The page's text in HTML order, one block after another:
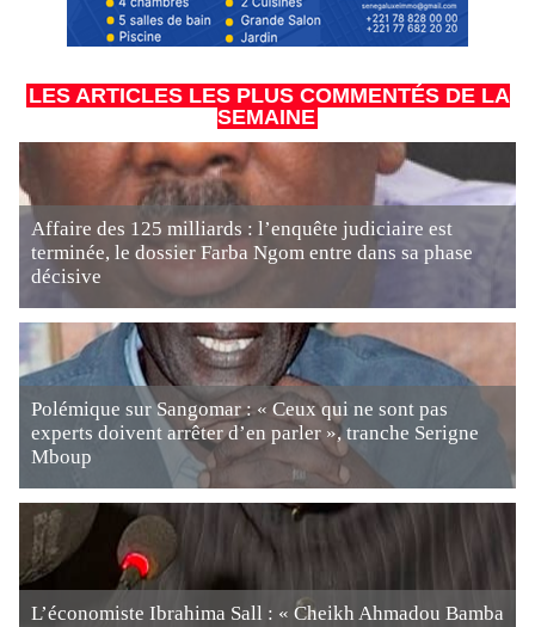
LES ARTICLES LES PLUS COMMENTÉS DE LA
SEMAINE
Affaire des 125 milliards : l’enquête judiciaire est
terminée, le dossier Farba Ngom entre dans sa phase
décisive
Polémique sur Sangomar : « Ceux qui ne sont pas
experts doivent arrêter d’en parler », tranche Serigne
Mboup
L’économiste Ibrahima Sall : « Cheikh Ahmadou Bamba